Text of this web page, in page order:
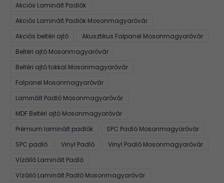
Akciós Laminált Padlók
Akciós Laminált Padlók Mosonmagyaróvár
Akciós beltéri ajtó
Akusztikus Falpanel Mosonmagyaróvár
Beltéri ajtó Mosonmagyaróvár
Beltéri ajtó tokkal Mosonmagyaróvár
Falpanel Mosonmagyaróvár
Laminált Padló Mosonmagyaróvár
MDF Beltéri ajtó Mosonmagyaróvár
Prémium laminált padlók
SPC Padló Mosonmagyaróvár
SPC padló
Vinyl Padló
Vinyl Padló Mosonmagyaróvár
Vízálló Laminált Padló
Vízálló Laminált Padló Mosonmagyaróvár